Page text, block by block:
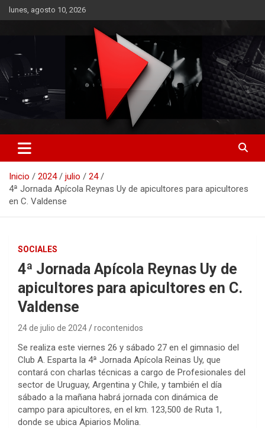
Saltar
al
lunes, agosto 10, 2026
RO CONTENIDOS
Inicio 2024 julio
24
4ª Jornada Apícola Reynas Uy de apicultores para apicultores
en C. Valdense
SOCIALES
4ª Jornada Apícola Reynas Uy de
apicultores para apicultores en C.
Valdense
24 de julio de 2024 rocontenidos
Se realiza este viernes 26 y sábado 27 en el gimnasio del
Club A. Esparta la 4ª Jornada Apícola Reinas Uy, que
contará con charlas técnicas a cargo de Profesionales del
sector de Uruguay, Argentina y Chile, y también el día
sábado a la mañana habrá jornada con dinámica de
campo para apicultores, en el km. 123,500 de Ruta 1,
donde se ubica Apiarios Molina.